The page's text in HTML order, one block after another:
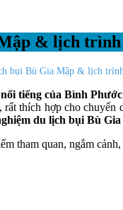
& lịch trình
bụi Bù Gia Mập & lịch
tiếng của Bình Phước
thích hợp cho
du lịch bụi Bù